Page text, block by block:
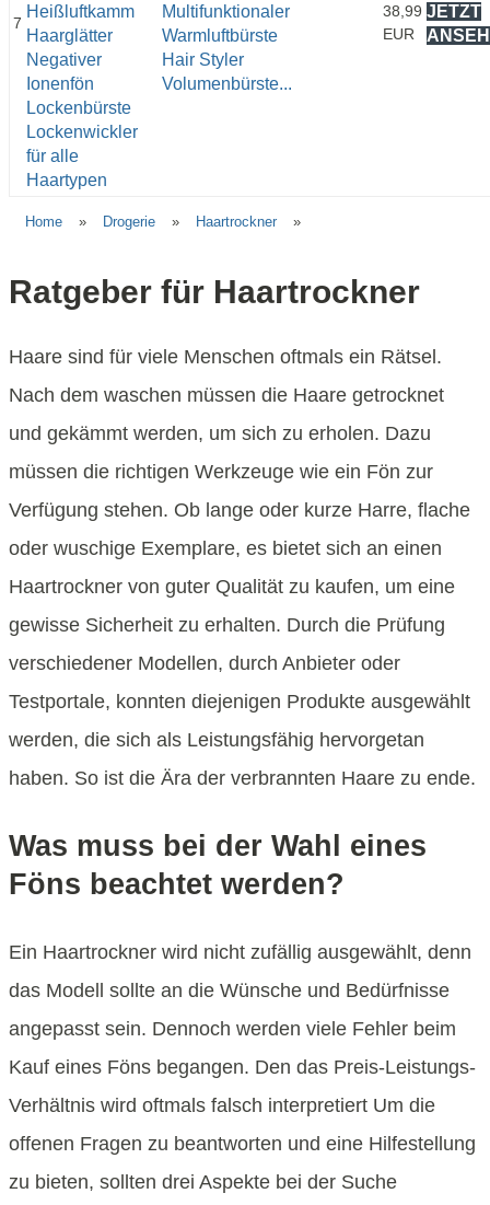
7
Multifunktionaler
Warmluftbürste
Hair Styler
Volumenbürste...
38,99
EUR
JETZT
Home » Drogerie » Haartrockner »
Ratgeber für Haartrockner
Haare sind für viele Menschen oftmals ein Rätsel.
Nach dem waschen müssen die Haare getrocknet
und gekämmt werden, um sich zu erholen. Dazu
müssen die richtigen Werkzeuge wie ein Fön zur
Verfügung stehen. Ob lange oder kurze Harre, flache
oder wuschige Exemplare, es bietet sich an einen
Haartrockner von guter Qualität zu kaufen, um eine
gewisse Sicherheit zu erhalten. Durch die Prüfung
verschiedener Modellen, durch Anbieter oder
Testportale, konnten diejenigen Produkte ausgewählt
werden, die sich als Leistungsfähig hervorgetan
haben. So ist die Ära der verbrannten Haare zu ende.
Was muss bei der Wahl eines
Föns beachtet werden?
Ein Haartrockner wird nicht zufällig ausgewählt, denn
das Modell sollte an die Wünsche und Bedürfnisse
angepasst sein. Dennoch werden viele Fehler beim
Kauf eines Föns begangen. Den das Preis-Leistungs-
Verhältnis wird oftmals falsch interpretiert Um die
offenen Fragen zu beantworten und eine Hilfestellung
zu bieten, sollten drei Aspekte bei der Suche